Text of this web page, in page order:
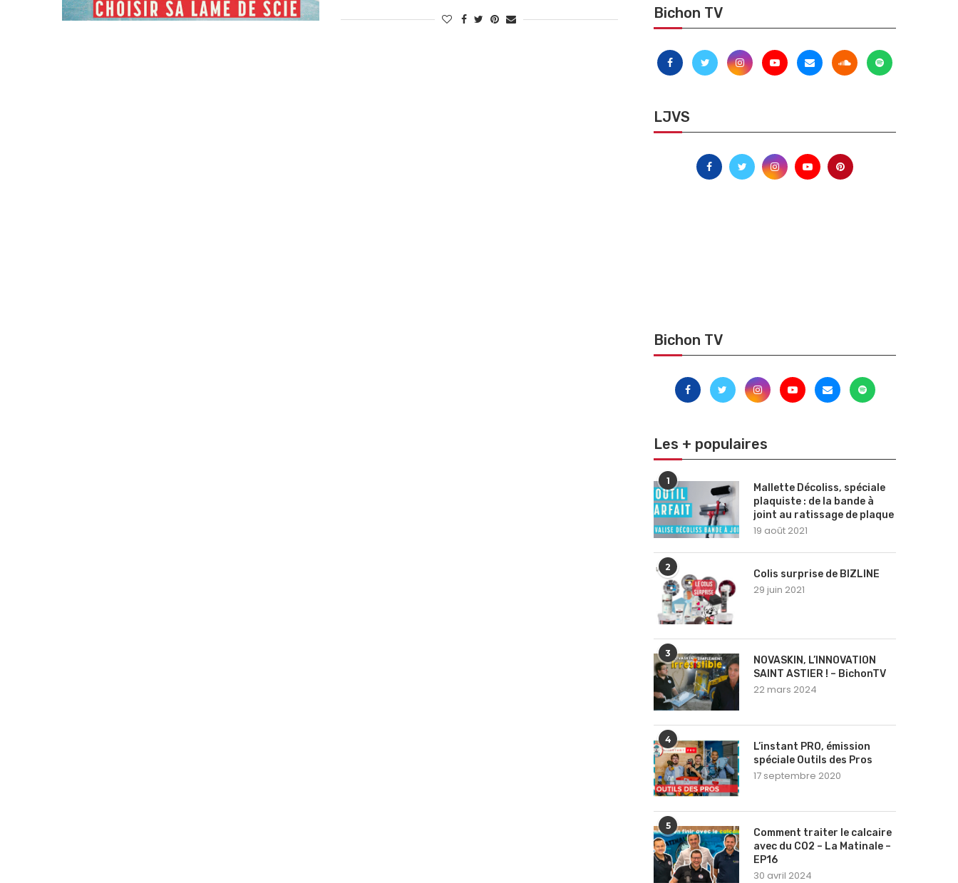
Bichon TV
LJVS
Bichon TV
Les + populaires
1
Mallette Décoliss, spéciale
plaquiste : de la bande à
joint au ratissage de plaque
19 août 2021
2
Colis surprise de BIZLINE
29 juin 2021
3
NOVASKIN, L’INNOVATION
SAINT ASTIER ! – BichonTV
22 mars 2024
4
L’instant PRO, émission
spéciale Outils des Pros
17 septembre 2020
5
Comment traiter le calcaire
avec du CO2 – La Matinale –
EP16
30 avril 2024